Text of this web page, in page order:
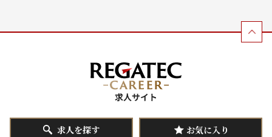
求人を探す お気に入り